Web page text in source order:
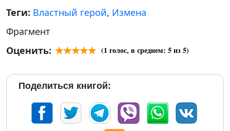
Теги: Властный герой, Измена
Фрагмент
Оценить:
(1 голос, в среднем: 5из 5)
Поделиться книгой: